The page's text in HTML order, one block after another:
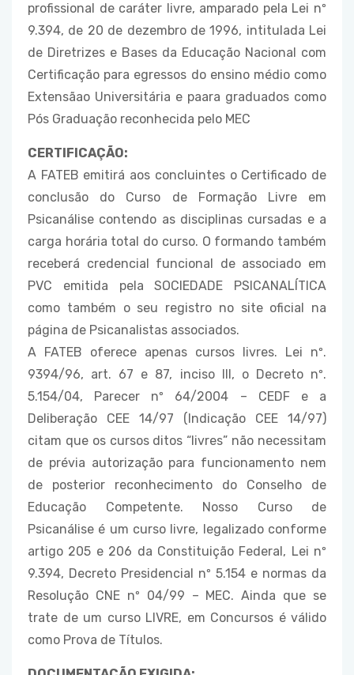
profissional de caráter livre, amparado pela Lei nº
9.394, de 20 de dezembro de 1996, intitulada Lei
de Diretrizes e Bases da Educação Nacional com
Certificação para egressos do ensino médio como
Extensãao Universitária e paara graduados como
Pós Graduação reconhecida pelo MEC
CERTIFICAÇÃO:
A FATEB emitirá aos concluintes o Certificado de
conclusão do Curso de Formação Livre em
Psicanálise contendo as disciplinas cursadas e a
carga horária total do curso. O formando também
receberá credencial funcional de associado em
PVC emitida pela SOCIEDADE PSICANALÍTICA
como também o seu registro no site oficial na
página de Psicanalistas associados.
A FATEB oferece apenas cursos livres. Lei nº.
9394/96, art. 67 e 87, inciso III, o Decreto nº.
5.154/04, Parecer nº 64/2004 – CEDF e a
Deliberação CEE 14/97 (Indicação CEE 14/97)
citam que os cursos ditos “livres” não necessitam
de prévia autorização para funcionamento nem
de posterior reconhecimento do Conselho de
Educação Competente. Nosso Curso de
Psicanálise é um curso livre, legalizado conforme
artigo 205 e 206 da Constituição Federal, Lei nº
9.394, Decreto Presidencial nº 5.154 e normas da
Resolução CNE nº 04/99 – MEC. Ainda que se
trate de um curso LIVRE, em Concursos é válido
como Prova de Títulos.